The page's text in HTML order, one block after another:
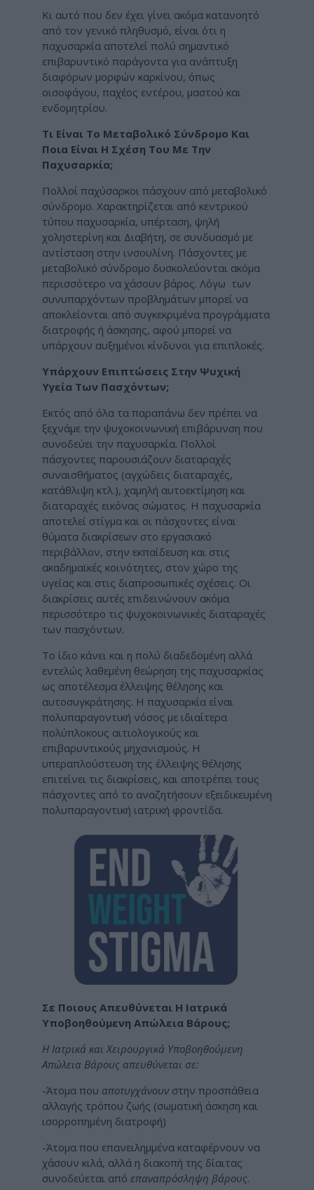
Κι αυτό που δεν έχει γίνει ακόμα κατανοητό
από τον γενικό πληθυσμό, είναι ότι η
παχυσαρκία αποτελεί πολύ σημαντικό
επιβαρυντικό παράγοντα για ανάπτυξη
διαφόρων μορφών καρκίνου, όπως
οισοφάγου, παχέος εντέρου, μαστού και
ενδομητρίου.
Τι Είναι Το Μεταβολικό Σύνδρομο Και
Ποια Είναι Η Σχέση Του Με Την
Παχυσαρκία;
Πολλοί παχύσαρκοι πάσχουν από μεταβολικό
σύνδρομο. Χαρακτηρίζεται από κεντρικού
τύπου παχυσαρκία, υπέρταση, ψηλή
χοληστερίνη και Διαβήτη, σε συνδυασμό με
αντίσταση στην ινσουλίνη. Πάσχοντες με
μεταβολικό σύνδρομο δυσκολεύονται ακόμα
περισσότερο να χάσουν βάρος. Λόγω των
συνυπαρχόντων προβλημάτων μπορεί να
αποκλείονται από συγκεκριμένα προγράμματα
διατροφής ή άσκησης, αφού μπορεί να
υπάρχουν αυξημένοι κίνδυνοι για επιπλοκές.
Υπάρχουν Επιπτώσεις Στην Ψυχική
Υγεία Των Πασχόντων;
Εκτός από όλα τα παραπάνω δεν πρέπει να
ξεχνάμε την ψυχοκοινωνική επιβάρυνση που
συνοδεύει την παχυσαρκία. Πολλοί
πάσχοντες παρουσιάζουν διαταραχές
συναισθήματος (αγχώδεις διαταραχές,
κατάθλιψη κτλ.), χαμηλή αυτοεκτίμηση και
διαταραχές εικόνας σώματος. Η παχυσαρκία
αποτελεί στίγμα και οι πάσχοντες είναι
θύματα διακρίσεων στο εργασιακό
περιβάλλον, στην εκπαίδευση και στις
ακαδημαϊκές κοινότητες, στον χώρο της
υγείας και στις διαπροσωπικές σχέσεις. Οι
διακρίσεις αυτές επιδεινώνουν ακόμα
περισσότερο τις ψυχοκοινωνικές διαταραχές
των πασχόντων.
Το ίδιο κάνει και η πολύ διαδεδομένη αλλά
εντελώς λαθεμένη θεώρηση της παχυσαρκίας
ως αποτέλεσμα έλλειψης θέλησης και
αυτοσυγκράτησης. Η παχυσαρκία είναι
πολυπαραγοντική νόσος με ιδιαίτερα
πολύπλοκους αιτιολογικούς και
επιβαρυντικούς μηχανισμούς. Η
υπεραπλούστευση της έλλειψης θέλησης
επιτείνει τις διακρίσεις, και αποτρέπει τους
πάσχοντες από το αναζητήσουν εξειδικευμένη
πολυπαραγοντική ιατρική φροντίδα.
Σε Ποιους Απευθύνεται Η Ιατρικά
Υποβοηθούμενη Απώλεια Βάρους;
Η Ιατρικά και Χειρουργικά Υποβοηθούμενη
Απώλεια Βάρους απευθύνεται σε:
-Άτομα που αποτυγχάνουν στην προσπάθεια
αλλαγής τρόπου ζωής (σωματική άσκηση και
ισορροπημένη διατροφή)
-Άτομα που επανειλημμένα καταφέρνουν να
χάσουν κιλά, αλλά η διακοπή της δίαιτας
συνοδεύεται από επαναπρόσληψη βάρους.